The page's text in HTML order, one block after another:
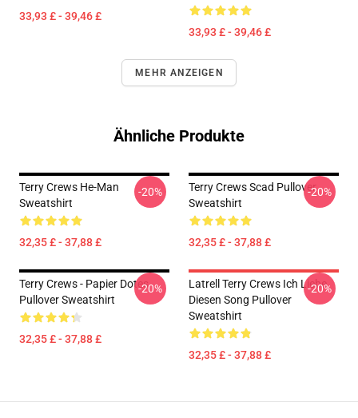
33,93 £ - 39,46 £
33,93 £ - 39,46 £
MEHR ANZEIGEN
Ähnliche Produkte
Terry Crews He-Man
Sweatshirt
32,35 £ - 37,88 £
-20%
Terry Crews Scad Pullover
Sweatshirt
32,35 £ - 37,88 £
-20%
Terry Crews - Papier Dotes
Pullover Sweatshirt
32,35 £ - 37,88 £
-20%
Latrell Terry Crews Ich Liebe
Diesen Song Pullover
Sweatshirt
32,35 £ - 37,88 £
-20%